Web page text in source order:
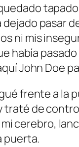
pasar
ni mis
había
John Doe
frente a la
de
cerebro,
puerta.